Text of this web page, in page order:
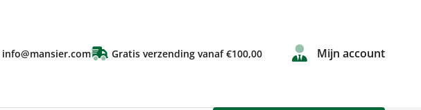
Gratis verzending vanaf €100,00 Mijn account